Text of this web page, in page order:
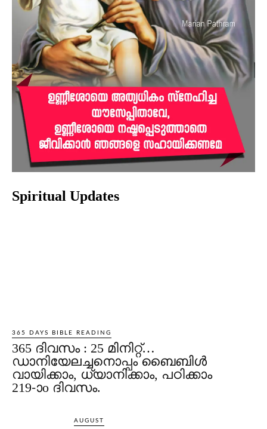
Spiritual Updates
365 DAYS BIBLE READING
365 ദിവസം : 25 മിനിറ്റ്…
ഡാനിയേലച്ചനൊപ്പം ബൈബിൾ
വായിക്കാം, ധ്യാനിക്കാം, പഠിക്കാം
219-ാo ദിവസം.
AUGUST